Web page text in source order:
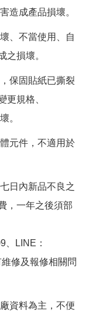
造成產品損壞。
、不當使用、自
之損壞。
保固貼紙已撕裂
更規格、
。
元件，不適用於
日內新品不良之
，一年之後須部
、LINE：
修及報修相關問
資料為主，不便